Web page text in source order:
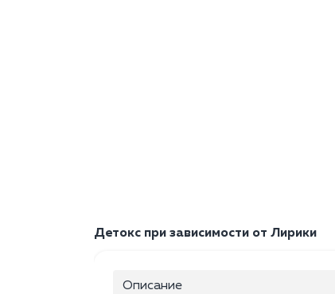
Детокс при зависимости от Лирики
Описание